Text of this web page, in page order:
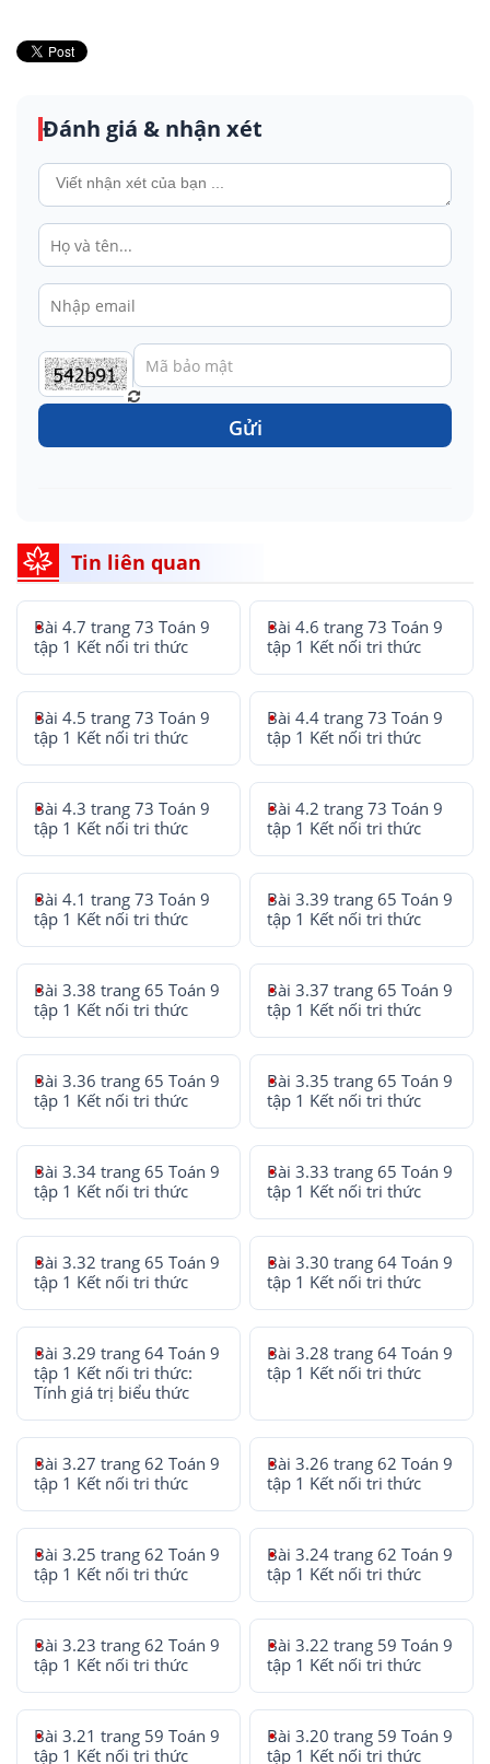
Đánh giá & nhận xét
Gửi
Tin liên quan
Bài 4.7 trang 73 Toán 9
tập 1 Kết nối tri thức
Bài 4.6 trang 73 Toán 9
tập 1 Kết nối tri thức
Bài 4.5 trang 73 Toán 9
tập 1 Kết nối tri thức
Bài 4.4 trang 73 Toán 9
tập 1 Kết nối tri thức
Bài 4.3 trang 73 Toán 9
tập 1 Kết nối tri thức
Bài 4.2 trang 73 Toán 9
tập 1 Kết nối tri thức
Bài 4.1 trang 73 Toán 9
tập 1 Kết nối tri thức
Bài 3.39 trang 65 Toán 9
tập 1 Kết nối tri thức
Bài 3.38 trang 65 Toán 9
tập 1 Kết nối tri thức
Bài 3.37 trang 65 Toán 9
tập 1 Kết nối tri thức
Bài 3.36 trang 65 Toán 9
tập 1 Kết nối tri thức
Bài 3.35 trang 65 Toán 9
tập 1 Kết nối tri thức
Bài 3.34 trang 65 Toán 9
tập 1 Kết nối tri thức
Bài 3.33 trang 65 Toán 9
tập 1 Kết nối tri thức
Bài 3.32 trang 65 Toán 9
tập 1 Kết nối tri thức
Bài 3.30 trang 64 Toán 9
tập 1 Kết nối tri thức
Bài 3.29 trang 64 Toán 9
tập 1 Kết nối tri thức:
Tính giá trị biểu thức
Bài 3.28 trang 64 Toán 9
tập 1 Kết nối tri thức
Bài 3.27 trang 62 Toán 9
tập 1 Kết nối tri thức
Bài 3.26 trang 62 Toán 9
tập 1 Kết nối tri thức
Bài 3.25 trang 62 Toán 9
tập 1 Kết nối tri thức
Bài 3.24 trang 62 Toán 9
tập 1 Kết nối tri thức
Bài 3.23 trang 62 Toán 9
tập 1 Kết nối tri thức
Bài 3.22 trang 59 Toán 9
tập 1 Kết nối tri thức
Bài 3.21 trang 59 Toán 9
tập 1 Kết nối tri thức
Bài 3.20 trang 59 Toán 9
tập 1 Kết nối tri thức